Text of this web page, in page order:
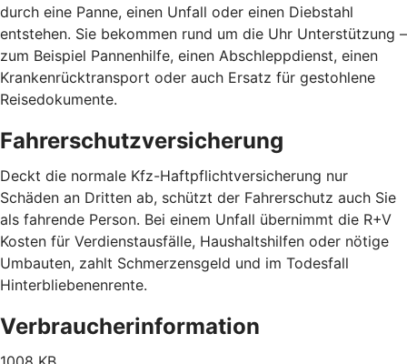
durch eine Panne, einen Unfall oder einen Diebstahl
entstehen. Sie bekommen rund um die Uhr Unterstützung –
zum Beispiel Pannenhilfe, einen Abschleppdienst, einen
Krankenrücktransport oder auch Ersatz für gestohlene
Reisedokumente.
Fahrerschutzversicherung
Deckt die normale Kfz-Haftpflichtversicherung nur
Schäden an Dritten ab, schützt der Fahrerschutz auch Sie
als fahrende Person. Bei einem Unfall übernimmt die R+V
Kosten für Verdienstausfälle, Haushaltshilfen oder nötige
Umbauten, zahlt Schmerzensgeld und im Todesfall
Hinterbliebenenrente.
Verbraucherinformation